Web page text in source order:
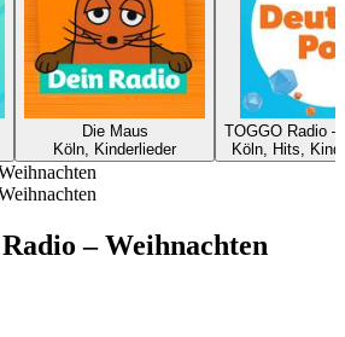
Die Maus
Köln, Kinderlieder
TOGGO Radio
Köln, Hits,
– Weihnachten